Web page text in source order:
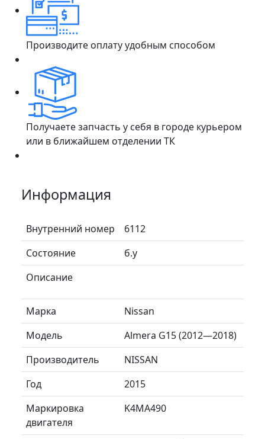
Производите оплату удобным способом
Получаете запчасть у себя в городе курьером
или в ближайшем отделении ТК
Информация
Внутренний номер
6112
Состояние
б.у
Описание
Марка
Nissan
Модель
Almera G15 (2012—2018)
Производитель
NISSAN
Год
2015
Маркировка
двигателя
K4MA490